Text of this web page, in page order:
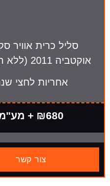
סליל כרית אוויר
אוקטביה 2011 (ללא התקנה)
אחריות לחצי
₪680 + מע"מ
צור קשר